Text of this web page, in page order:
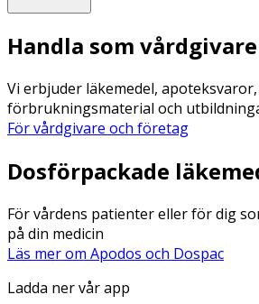
Handla som
Vi erbjuder läkemedel, apoteksvaror,
förbrukningsmaterial och
För vårdgivare och företag
Dosförpackade
För vårdens patienter eller för dig
på din medicin
Läs mer om Apodos och Dospac
Ladda ner vår app